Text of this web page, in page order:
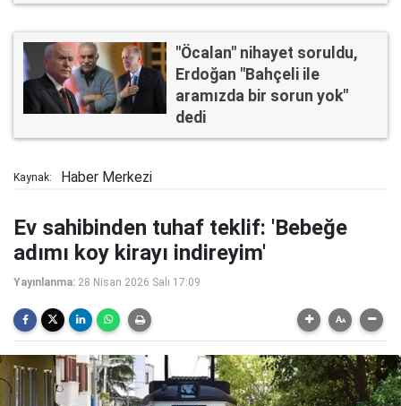
"Öcalan" nihayet soruldu,
Erdoğan "Bahçeli ile
aramızda bir sorun yok"
dedi
Kaynak: Haber Merkezi
Ev sahibinden tuhaf teklif: 'Bebeğe
adımı koy kirayı indireyim'
Yayınlanma: 28 Nisan 2026 Salı 17:09